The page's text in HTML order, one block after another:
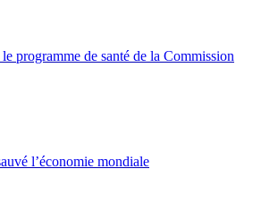
programme de santé de la Commission
l’économie mondiale